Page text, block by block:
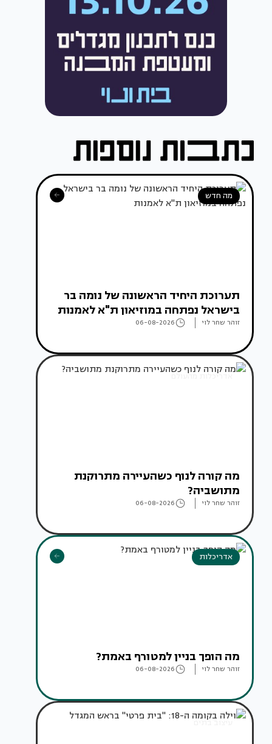
מה חדש
תערוכת היחיד הראשונה של נומה בר
בישראל נפתחה במוזיאון ת"א לאמנות
זוהר שחר לוי 06-08-2026
אדריכלות מהעולם
מה קורה לנוף כשהעיירה מתרוקנת
מתושביה?
זוהר שחר לוי 06-08-2026
אדריכלות
מה הופך בניין למטורף באמת?
זוהר שחר לוי 06-08-2026
עיצוב בתים